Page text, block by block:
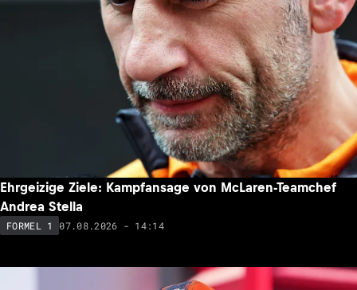
Ehrgeizige Ziele: Kampfansage von McLaren-Teamchef
Andrea Stella
FORMEL 1 07.08.2026 - 14:14